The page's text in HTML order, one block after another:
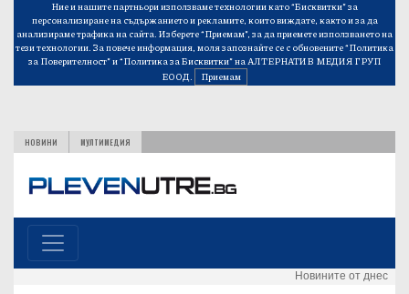
Ние и нашите партньори използваме технологии като “Бисквитки” за
персонализиране на съдържанието и рекламите, които виждате, както и за да
анализираме трафика на сайта. Изберете “Приемам”, за да приемете използването на
тези технологии. За повече информация, моля запознайте се с обновените“Политика
за Поверителност”и“Политика за Бисквитки”на АЛТЕРНАТИВ МЕДИЯ ГРУП
ЕООД.
Приемам
НОВИНИ МУЛТИМЕДИЯ
Новините от днес